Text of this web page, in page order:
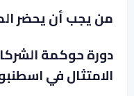
من يجب أن يحضر
دورة حوكمة
الامتثال في